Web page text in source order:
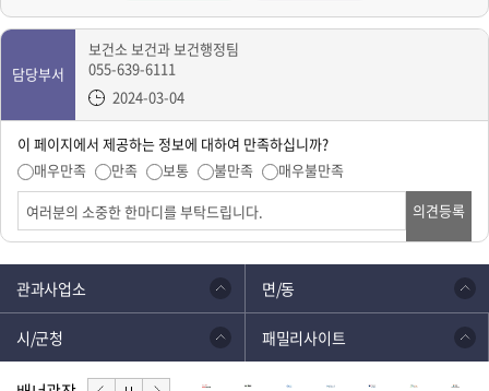
담당부서
보건소 보건과 보건행정팀
055-639-6111
2024-03-04
이 페이지에서 제공하는 정보에 대하여 만족하십니까?
매우만족
만족 보통 불만족
매우불만족
의견등록
관과사업소 면/동
시/군청 패밀리사이트